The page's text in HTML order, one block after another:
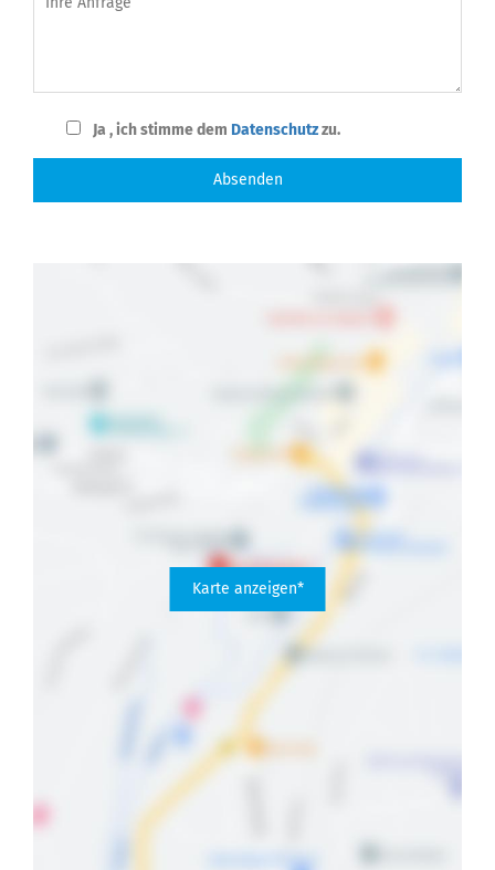
Ja , ich stimme dem Datenschutzzu.
Absenden
Karte anzeigen*